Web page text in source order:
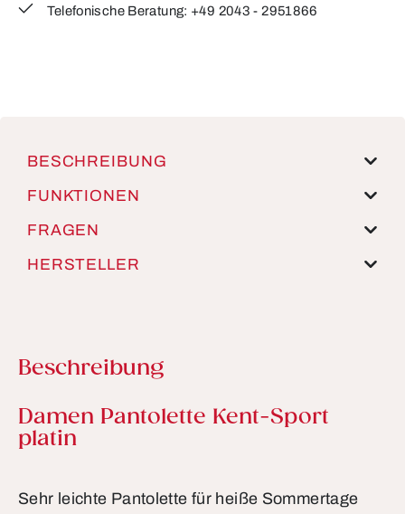
Telefonische Beratung: +49 2043 - 2951866
BESCHREIBUNG
FUNKTIONEN
FRAGEN
HERSTELLER
Beschreibung
Produktinformationen
Damen Pantolette Kent-Sport
platin
Sehr leichte Pantolette für heiße Sommertage